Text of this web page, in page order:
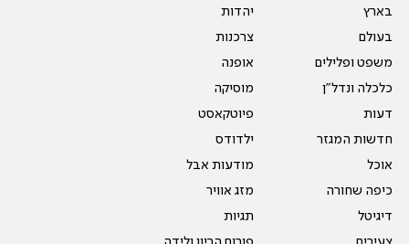
בארץ
בעולם
משפט ופלילים
כלכלה ונדל"ן
דעות
חדשות המגזר
אוכל
כיפה שחורה
דיגיטל
יהדות
צרכנות
אופנה
מוסיקה
פיוטקאסט
ילדודס
מודעות אבל
מזג אוויר
תגיות